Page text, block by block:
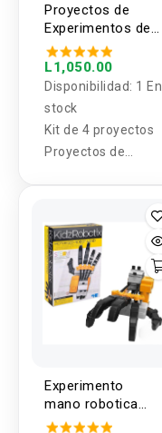
Proyectos de
Experimentos de
Ciencia STEM 4 en
1 (Kit)
L1,050.00
Disponibilidad: 1 En
stock
Kit de 4 proyectos
Proyectos de
Experimento
mano robotica
STEM